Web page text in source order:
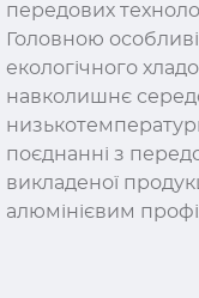
передових
Головною
екологічного
навколишнє
поєднанні з
викладеної
алюмінієвим